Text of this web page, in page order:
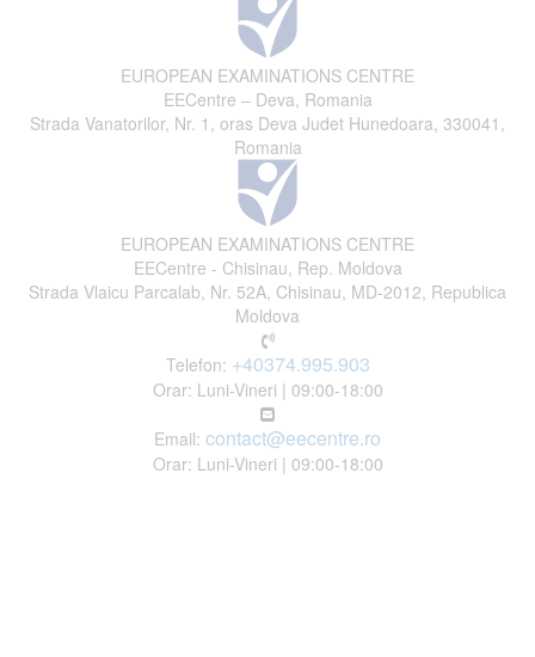
EUROPEAN EXAMINATIONS CENTRE
EECentre – Deva, Romania
Strada Vanatorilor, Nr. 1, oras Deva Judet Hunedoara, 330041,
Romania
EUROPEAN EXAMINATIONS CENTRE
EECentre - Chisinau, Rep. Moldova
Strada Vlaicu Parcalab, Nr. 52A, Chisinau, MD-2012, Republica
Moldova
Telefon: +40374.995.903
Orar: Luni-Vineri | 09:00-18:00
Email: contact@eecentre.ro
Orar: Luni-Vineri | 09:00-18:00